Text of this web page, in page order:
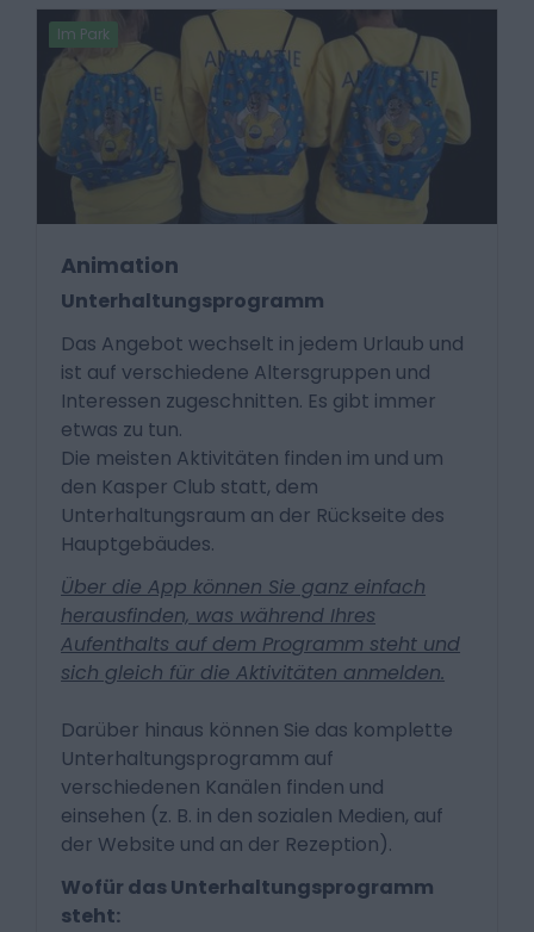
Im Park
Animation
Unterhaltungsprogramm
Das Angebot wechselt in jedem Urlaub und
ist auf verschiedene Altersgruppen und
Interessen zugeschnitten. Es gibt immer
etwas zu tun.
Die meisten Aktivitäten finden im und um
den Kasper Club statt, dem
Unterhaltungsraum an der Rückseite des
Hauptgebäudes.
Über die App können Sie ganz einfach
herausfinden, was während Ihres
Aufenthalts auf dem Programm steht und
sich gleich für die Aktivitäten anmelden.
Darüber hinaus können Sie das komplette
Unterhaltungsprogramm auf
verschiedenen Kanälen finden und
einsehen (z. B. in den sozialen Medien, auf
der Website und an der Rezeption).
Wofür das Unterhaltungsprogramm
steht: